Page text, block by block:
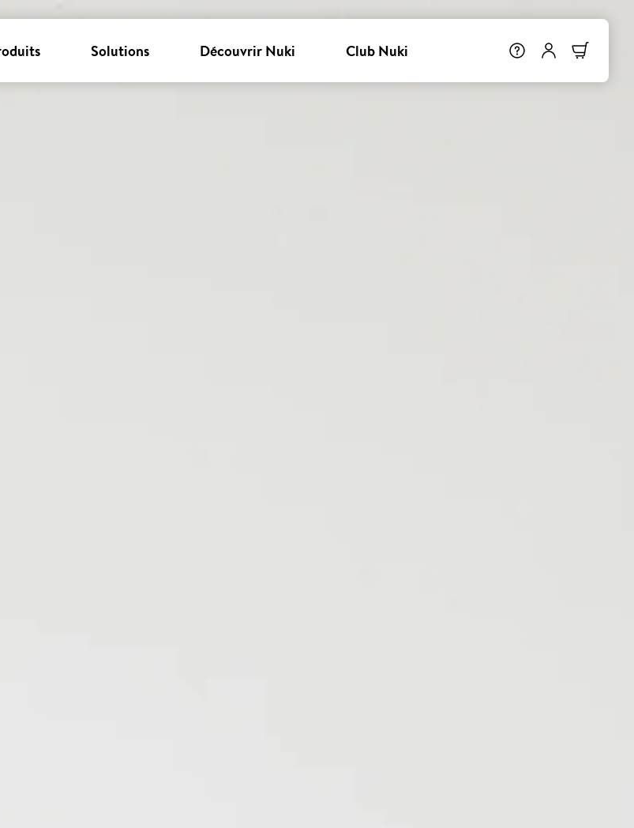
Solutions Découvrir Nuki Club Nuki